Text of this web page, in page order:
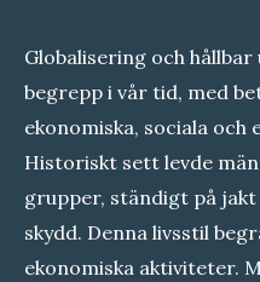
Globalisering och
begrepp i vår tid, med
ekonomiska, sociala och
Historiskt sett levde
grupper, ständigt på
skydd. Denna livsstil
ekonomiska aktiviteter.